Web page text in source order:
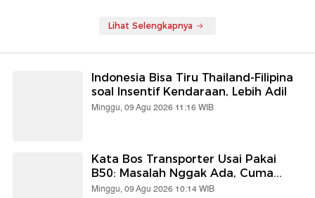
Lihat Selengkapnya
Indonesia Bisa Tiru Thailand-Filipina
soal Insentif Kendaraan, Lebih Adil
Minggu, 09 Agu 2026 11:16 WIB
Kata Bos Transporter Usai Pakai
B50: Masalah Nggak Ada, Cuma...
Minggu, 09 Agu 2026 10:14 WIB